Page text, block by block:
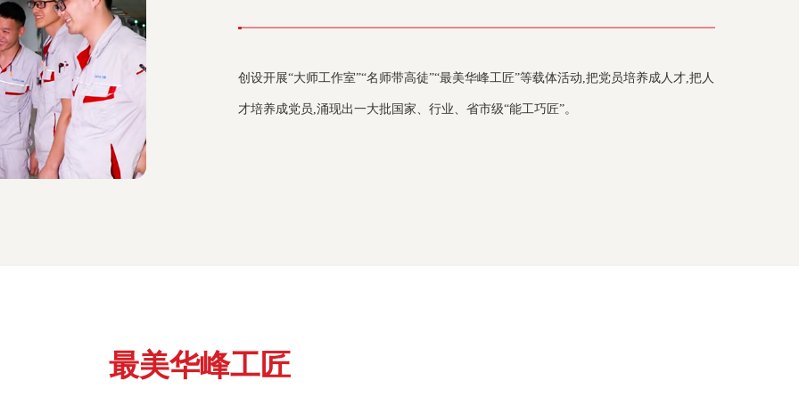
创设开展“大师工作室”“名师带高徒”“最美华峰工匠”等载体活动,把党员培养成人才,把人
才培养成党员,涌现出一大批国家、行业、省市级“能工巧匠”。
最美华峰工匠